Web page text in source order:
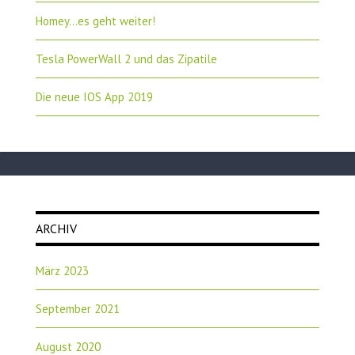
Homey…es geht weiter!
Tesla PowerWall 2 und das Zipatile
Die neue IOS App 2019
ARCHIV
März 2023
September 2021
August 2020